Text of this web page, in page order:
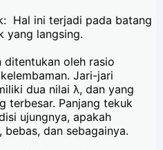
Hal ini terjadi pada batang
yang langsing.
ditentukan oleh rasio
Jari-jari
dua nilai λ, dan yang
terbesar. Panjang tekuk
ujungnya, apakah
dan sebagainya.